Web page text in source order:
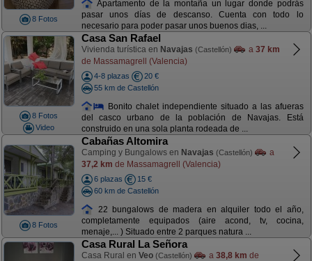
8 Fotos
Apartamento de la montaña un lugar donde podrás
pasar unos días de descanso. Cuenta con todo lo
necesario para poder pasar unos buenos dias, ...
8 Fotos
Video
Casa San Rafael
Vivienda turística en Navajas (Castellón) a 37 km
de Massamagrell (Valencia)
4-8 plazas
20 €
55 km de Castellón
Bonito chalet independiente situado a las afueras
del casco urbano de la población de Navajas. Está
construido en una sola planta rodeada de ...
8 Fotos
Cabañas Altomira
Camping y Bungalows en Navajas (Castellón)
a
37,2 km de Massamagrell (Valencia)
6 plazas
15 €
60 km de Castellón
22 bungalows de madera en alquiler todo el año,
completamente equipados (aire acond, tv, cocina,
menaje,... ) Situado entre 2 parques natura ...
Casa Rural La Señora
Casa Rural en Veo (Castellón) a 38,8 km de